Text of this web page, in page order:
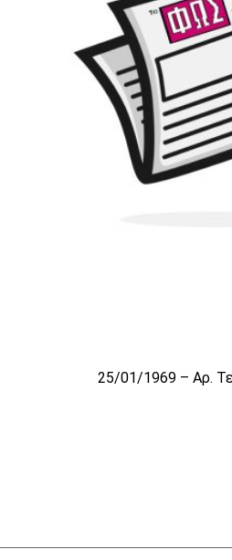
25/01/1969 – Αρ.